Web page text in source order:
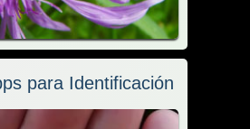
para Identificación